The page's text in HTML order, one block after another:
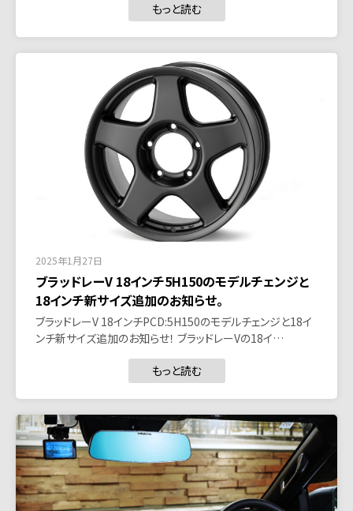
もっと読む
2025年1月27日
ブラッドレーV 18インチ5H150のモデルチェンジと
18インチ新サイズ追加のお知らせ。
ブラッドレーV 18インチPCD:5H150のモデルチェンジと18イ
ンチ新サイズ追加のお知らせ！ ブラッドレーVの18イ…
もっと読む